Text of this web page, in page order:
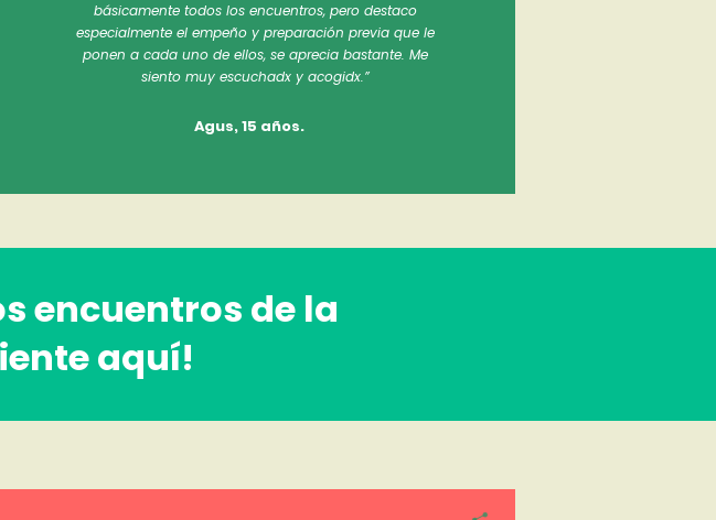
básicamente todos los encuentros, pero destaco
especialmente el empeño y preparación previa que le
ponen a cada uno de ellos, se aprecia bastante. Me
siento muy escuchadx y acogidx.”
Agus, 15 años.
encuentros de la
aquí!